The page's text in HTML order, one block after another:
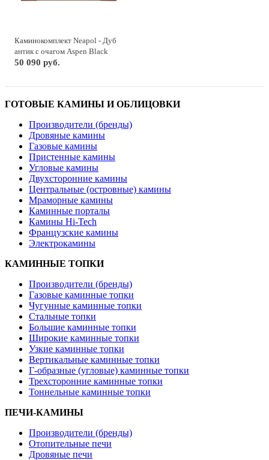
Каминокомплект Neapol - Дуб
антик с очагом Aspen Black
50 090 руб.
ГОТОВЫЕ КАМИНЫ И ОБЛИЦОВКИ
Производители (бренды)
Дровяные камины
Газовые камины
Пристенные камины
Угловые камины
Двухсторонние камины
Центральные (островные) камины
Мраморные камины
Каминные порталы
Камины Hi-Tech
Французские камины
Электрокамины
КАМИННЫЕ ТОПКИ
Производители (бренды)
Газовые каминные топки
Чугунные каминные топки
Стальные топки
Большие каминные топки
Широкие каминные топки
Узкие каминные топки
Вертикальные каминные топки
Г-образные (угловые) каминные топки
Трехсторонние каминные топки
Тоннельные каминные топки
ПЕЧИ-КАМИНЫ
Производители (бренды)
Отопительные печи
Дровяные печи